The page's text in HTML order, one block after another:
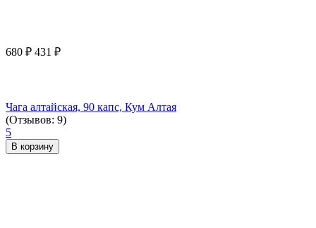
680 ₽ 431 ₽
Чага алтайская, 90 капс, Кум Алтая
(Отзывов: 9)
5
В корзину